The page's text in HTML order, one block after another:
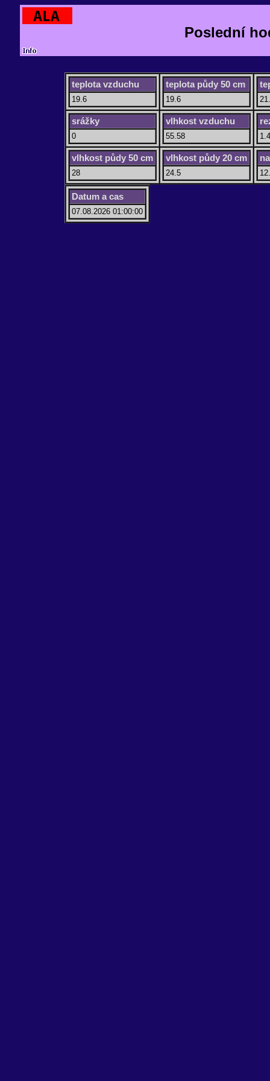
Poslední
teplota vzduchu
19.6
teplota půdy 50 cm
19.6
srážky
0
vlhkost vzduchu
55.58 1.4
vlhkost půdy 50 cm
28
vlhkost půdy 20 cm
24.5
Datum a cas
07.08.2026 01:00:00